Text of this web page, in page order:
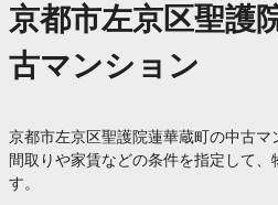
京都市左京区聖護
古マンション
京都市左京区聖護院蓮華蔵町の中古
間取りや家賃などの条件を指定して、
す。